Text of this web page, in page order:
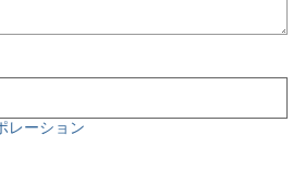
レーション